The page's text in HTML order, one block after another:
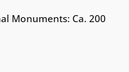
Monuments: Ca. 200